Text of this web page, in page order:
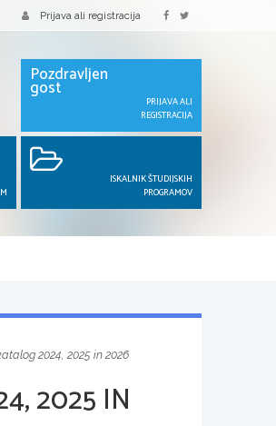
Prijava ali registracija
Pozdravljen
gost
PRIJAVA ALI
REGISTRACIJA
ISKALNIK ŠTUDIJSKIH
PROGRAMOV
2024, 2025 in 2026
2025 IN